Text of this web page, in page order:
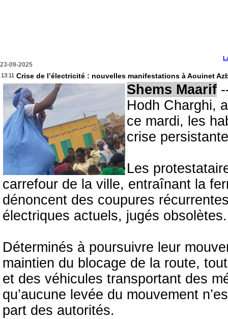
23-09-2025
13:11 Crise de l’électricité : nouvelles manifestations à Aouinet
Shems Maarif
Hodh Charghi,
ce mardi, les
crise
Les
carrefour de la ville, entraînant la
dénoncent des coupures
électriques actuels, jugés obsolètes.
Déterminés à poursuivre leur
maintien du blocage de la route,
et des véhicules transportant des
qu’aucune levée du mouvement
part des autorités.